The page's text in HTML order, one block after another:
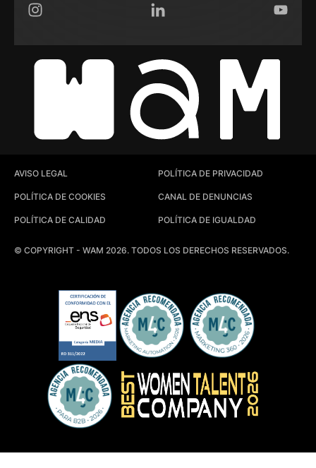
Instagram LinkedIn
© COPYRIGHT - WAM 2026. TODOS LOS DERECHOS RESERVADOS.
AVISO LEGAL POLÍTICA DE PRIVACIDAD
POLÍTICA DE COOKIES CANAL DE DENUNCIAS
POLÍTICA DE CALIDAD POLÍTICA DE IGUALDAD